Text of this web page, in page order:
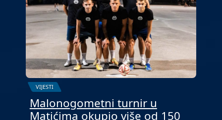
VIJESTI
Malonogometni turnir u
Matićima okupio više od 150